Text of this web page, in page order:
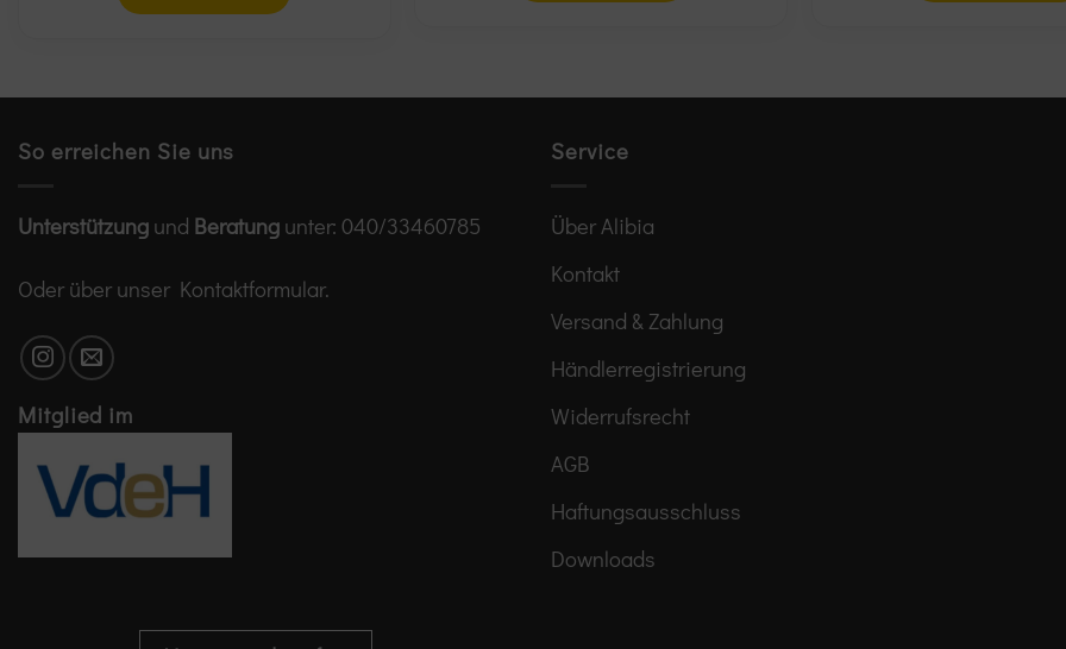
So erreichen Sie uns
Unterstützung und Beratung unter: 040/33460785
Oder über unser Kontaktformular.
Mitglied im
Service
Über Alibia
Kontakt
Versand & Zahlung
Händlerregistrierung
Widerrufsrecht
AGB
Haftungsausschluss
Downloads